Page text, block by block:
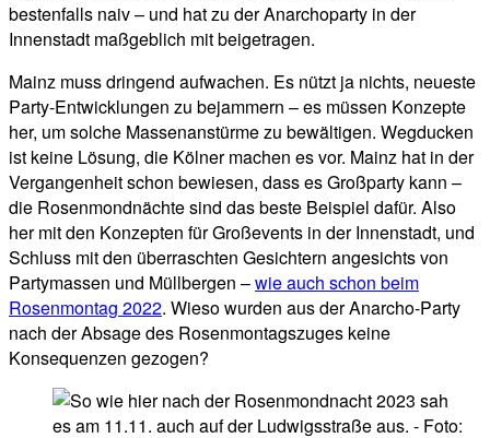
bestenfalls naiv – und hat zu der Anarchoparty in der
Innenstadt maßgeblich mit beigetragen.
Mainz muss dringend aufwachen. Es nützt ja nichts, neueste
Party-Entwicklungen zu bejammern – es müssen Konzepte
her, um solche Massenanstürme zu bewältigen. Wegducken
ist keine Lösung, die Kölner machen es vor. Mainz hat in der
Vergangenheit schon bewiesen, dass es Großparty kann –
die Rosenmondnächte sind das beste Beispiel dafür. Also
her mit den Konzepten für Großevents in der Innenstadt, und
Schluss mit den überraschten Gesichtern angesichts von
Partymassen und Müllbergen –wie auch schon beim
Rosenmontag 2022. Wieso wurden aus der Anarcho-Party
nach der Absage des Rosenmontagszuges keine
Konsequenzen gezogen?